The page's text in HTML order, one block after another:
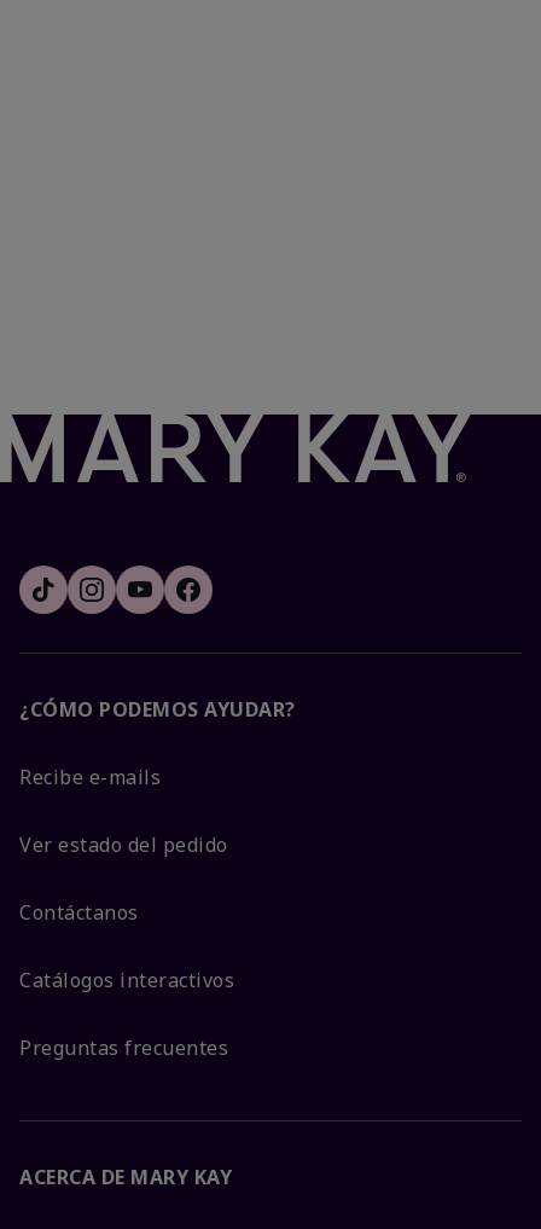
¿CÓMO PODEMOS AYUDAR?
Recibe e-mails
Ver estado del pedido
Contáctanos
Catálogos interactivos
Preguntas frecuentes
ACERCA DE MARY KAY